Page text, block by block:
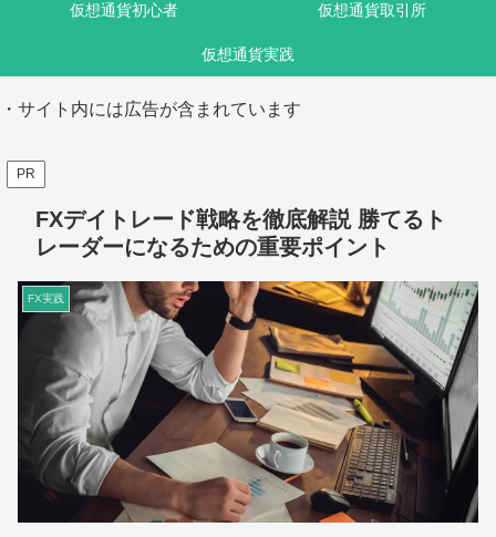
仮想通貨初心者 仮想通貨取引所
仮想通貨実践
・サイト内には広告が含まれています
PR
FXデイトレード戦略を徹底解説 勝てるト
レーダーになるための重要ポイント
FX実践